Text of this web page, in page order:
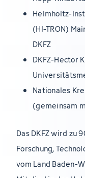
Helmholtz-
(HI-TRON)
DKFZ
DKFZ-Hector
Nationales
(gemeinsam
Das DKFZ wird zu
Forschung,
vom Land Baden-